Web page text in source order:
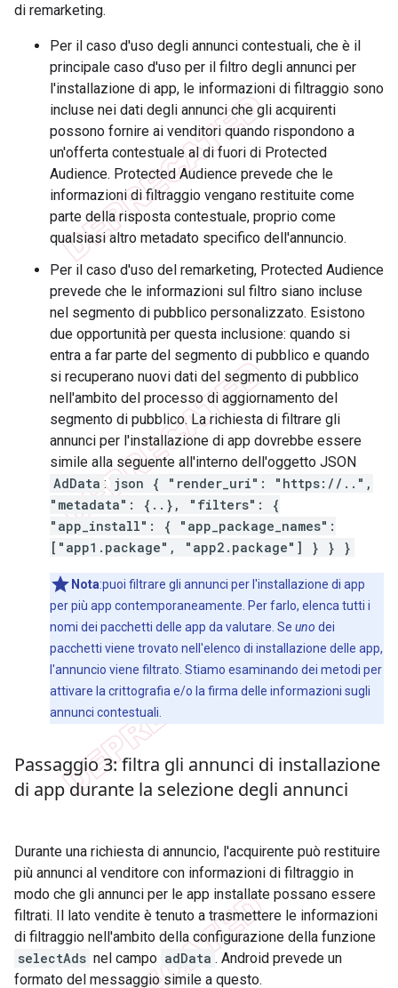
di remarketing.
Per il caso d'uso degli annunci contestuali, che è il
principale caso d'uso per il filtro degli annunci per
l'installazione di app, le informazioni di filtraggio sono
incluse nei dati degli annunci che gli acquirenti
possono fornire ai venditori quando rispondono a
un'offerta contestuale al di fuori di Protected
Audience. Protected Audience prevede che le
informazioni di filtraggio vengano restituite come
parte della risposta contestuale, proprio come
qualsiasi altro metadato specifico dell'annuncio.
Per il caso d'uso del remarketing, Protected Audience
prevede che le informazioni sul filtro siano incluse
nel segmento di pubblico personalizzato. Esistono
due opportunità per questa inclusione: quando si
entra a far parte del segmento di pubblico e quando
si recuperano nuovi dati del segmento di pubblico
nell'ambito del processo di aggiornamento del
segmento di pubblico. La richiesta di filtrare gli
annunci per l'installazione di app dovrebbe essere
simile alla seguente all'interno dell'oggetto JSON
AdData : json { "render_uri": "https://..",
"metadata": {..}, "filters": {
"app_install": { "app_package_names":
["app1.package", "app2.package"] } } }
Nota:puoi filtrare gli annunci per l'installazione di app
per più app contemporaneamente. Per farlo, elenca tutti i
nomi dei pacchetti delle app da valutare. Se uno dei
pacchetti viene trovato nell'elenco di installazione delle app,
l'annuncio viene filtrato. Stiamo esaminando dei metodi per
attivare la crittografia e/o la firma delle informazioni sugli
annunci contestuali.
Passaggio 3: filtra gli annunci di installazione
di app durante la selezione degli annunci
Durante una richiesta di annuncio, l'acquirente può restituire
più annunci al venditore con informazioni di filtraggio in
modo che gli annunci per le app installate possano essere
filtrati. Il lato vendite è tenuto a trasmettere le informazioni
di filtraggio nell'ambito della configurazione della funzione
selectAds nel campo adData . Android prevede un
formato del messaggio simile a questo.